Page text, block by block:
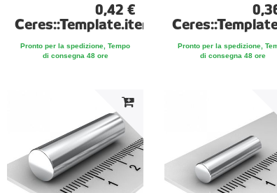
0,42 €
Ceres::Template.itemFootnote
Pronto per la spedizione, Tempo
di consegna 48 ore
Pronto per la spedizione,
di consegna 48 ore